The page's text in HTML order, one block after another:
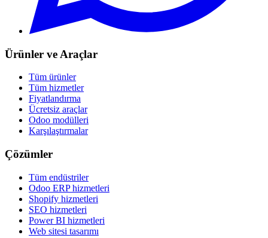
Ürünler ve Araçlar
Tüm ürünler
Tüm hizmetler
Fiyatlandırma
Ücretsiz araçlar
Odoo modülleri
Karşılaştırmalar
Çözümler
Tüm endüstriler
Odoo ERP hizmetleri
Shopify hizmetleri
SEO hizmetleri
Power BI hizmetleri
Web sitesi tasarımı